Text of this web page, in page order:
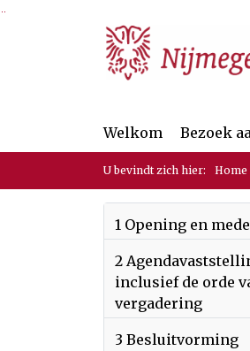
Ga naar de inhoud van deze pagina
Ga naar het zoeken
Ga naar het menu
Welkom Bezoek
U bevindt zich hier: Home
1 Opening en
2
inclusief de orde
vergadering
3 Besluitvorming